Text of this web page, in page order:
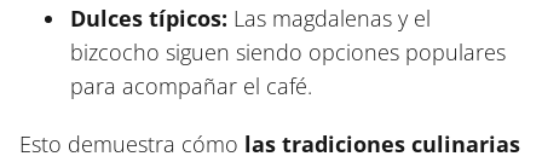
Dulces típicos: Las magdalenas y el
bizcocho siguen siendo opciones populares
para acompañar el café.
Esto demuestra cómo las tradiciones culinarias